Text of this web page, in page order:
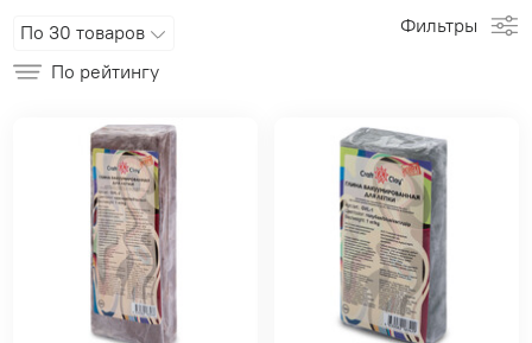
По рейтингу
По 30 товаров Фильтры